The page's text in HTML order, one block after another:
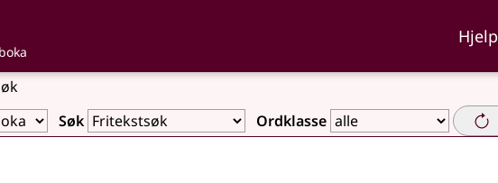
Bokmålsordboka og NynorskordbokaHjelp
Søk Ordklasse